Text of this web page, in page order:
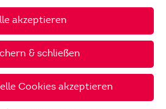
am 08. Juli
Hessenhalle
akzeptieren
& schließen
Cookies akzeptieren